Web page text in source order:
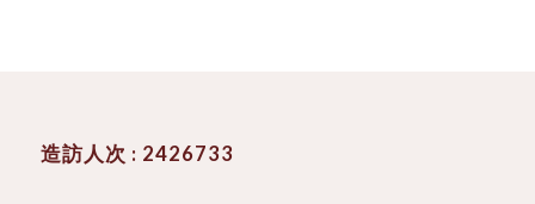
造訪人次 : 2426733